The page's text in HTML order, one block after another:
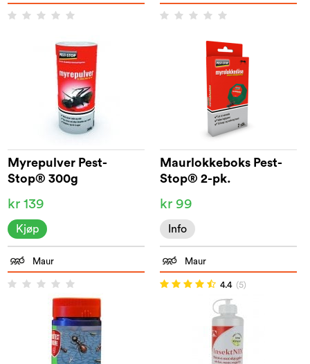
Myrepulver Pest-
Stop® 300g
kr 139
Kjøp
Maurlokkeboks Pest-
Stop® 2-pk.
kr 99
Info
Maur Maur
4.4 (5)